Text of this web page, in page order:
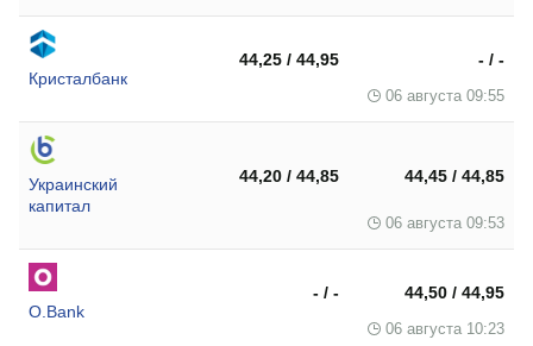
Кристалбанк
44,25 / 44,95 - / -
06 августа 09:55
Украинский
капитал
44,20 / 44,85 44,45 / 44,85
06 августа 09:53
O.Bank
- / - 44,50 / 44,95
06 августа 10:23